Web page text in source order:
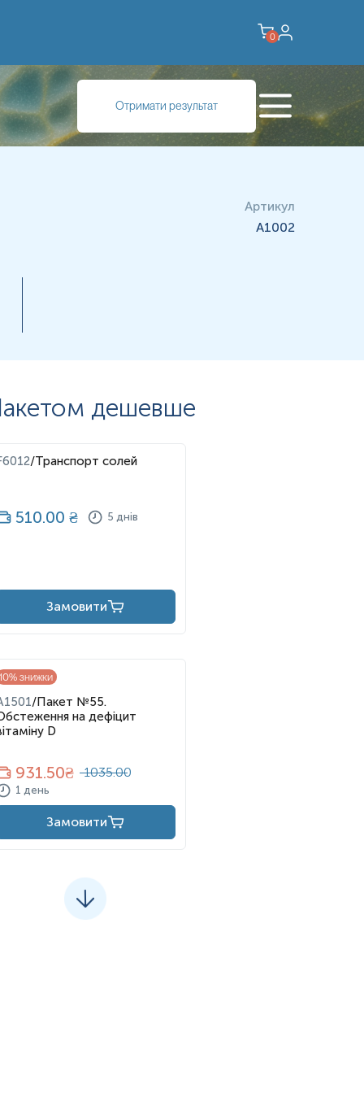
0
Отримати результат
енергії для життєдіяльності. Аналіз на фосфор
з кальцієм, вітаміном D і паращитоподібною
дратівливість, тривожність, ламкість кісток, біль,
Артикул
A1002
дешевше
/Транспорт солей
510.00 ₴ 5 днів
Замовити
% знижки
/Пакет №55.
на дефіцит
D
931.50₴ 1035.00
1 день
Замовити